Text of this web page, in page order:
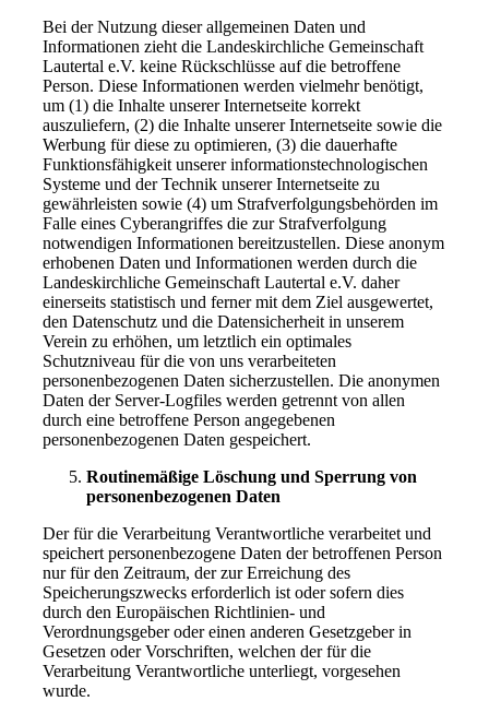
Bei der Nutzung dieser allgemeinen Daten und
Informationen zieht die Landeskirchliche Gemeinschaft
Lautertal e.V. keine Rückschlüsse auf die betroffene
Person. Diese Informationen werden vielmehr benötigt,
um (1) die Inhalte unserer Internetseite korrekt
auszuliefern, (2) die Inhalte unserer Internetseite sowie die
Werbung für diese zu optimieren, (3) die dauerhafte
Funktionsfähigkeit unserer informationstechnologischen
Systeme und der Technik unserer Internetseite zu
gewährleisten sowie (4) um Strafverfolgungsbehörden im
Falle eines Cyberangriffes die zur Strafverfolgung
notwendigen Informationen bereitzustellen. Diese anonym
erhobenen Daten und Informationen werden durch die
Landeskirchliche Gemeinschaft Lautertal e.V. daher
einerseits statistisch und ferner mit dem Ziel ausgewertet,
den Datenschutz und die Datensicherheit in unserem
Verein zu erhöhen, um letztlich ein optimales
Schutzniveau für die von uns verarbeiteten
personenbezogenen Daten sicherzustellen. Die anonymen
Daten der Server-Logfiles werden getrennt von allen
durch eine betroffene Person angegebenen
personenbezogenen Daten gespeichert.
Routinemäßige Löschung und Sperrung von
personenbezogenen Daten
Der für die Verarbeitung Verantwortliche verarbeitet und
speichert personenbezogene Daten der betroffenen Person
nur für den Zeitraum, der zur Erreichung des
Speicherungszwecks erforderlich ist oder sofern dies
durch den Europäischen Richtlinien- und
Verordnungsgeber oder einen anderen Gesetzgeber in
Gesetzen oder Vorschriften, welchen der für die
Verarbeitung Verantwortliche unterliegt, vorgesehen
wurde.